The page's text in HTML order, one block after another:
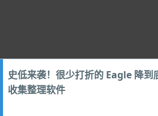
史低来袭！很少打折的 Eagle 降到
收集整理软件